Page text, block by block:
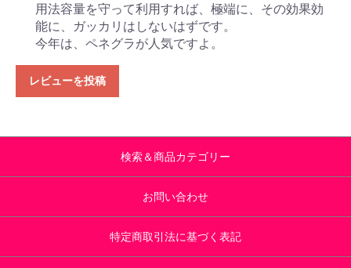
用法容量を守って利用すれば、極端に、その効果効
能に、ガッカリはしないはずです。
今年は、ペネグラが人気ですよ。
レビューを投稿
検索＆商品カテゴリー
お問い合わせ
特定商取引法に基づく表記